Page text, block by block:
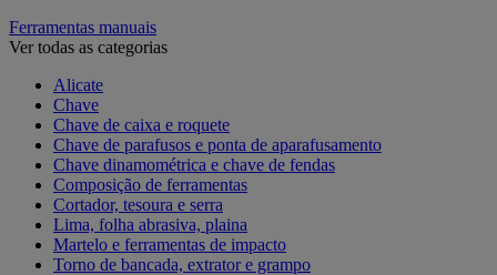
Ferramentas manuais
Ver todas as categorias
Alicate
Chave
Chave de caixa e roquete
Chave de parafusos e ponta de aparafusamento
Chave dinamométrica e chave de fendas
Composição de ferramentas
Cortador, tesoura e serra
Lima, folha abrasiva, plaina
Martelo e ferramentas de impacto
Torno de bancada, extrator e grampo